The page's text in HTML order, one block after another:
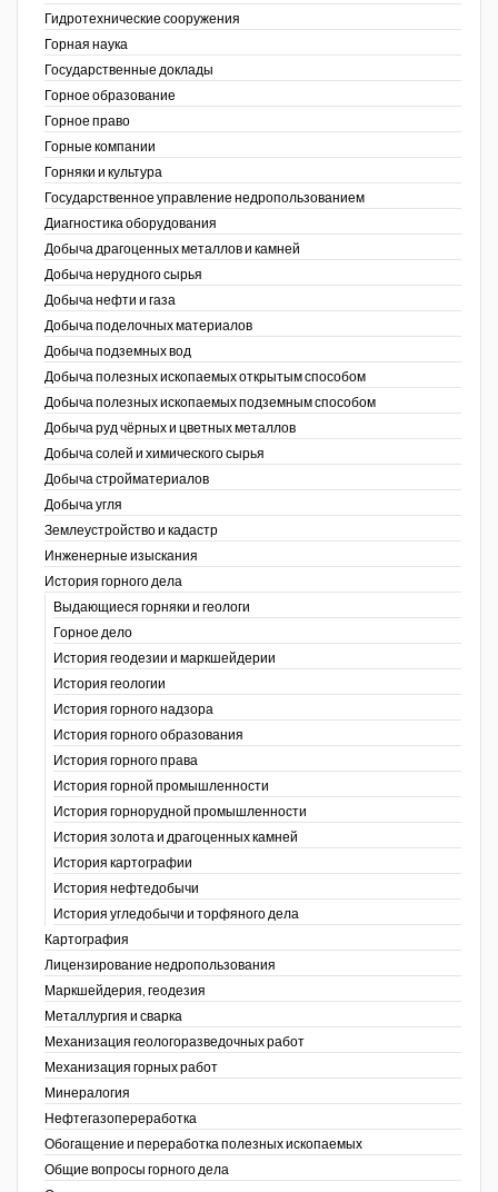
Гидротехнические сооружения
Горная наука
Государственные доклады
Горное образование
Горное право
Горные компании
Горняки и культура
Государственное управление недропользованием
Диагностика оборудования
Добыча драгоценных металлов и камней
Добыча нерудного сырья
Добыча нефти и газа
Добыча поделочных материалов
Добыча подземных вод
Добыча полезных ископаемых открытым способом
Добыча полезных ископаемых подземным способом
Добыча руд чёрных и цветных металлов
Добыча солей и химического сырья
Добыча стройматериалов
Добыча угля
Землеустройство и кадастр
Инженерные изыскания
История горного дела
Выдающиеся горняки и геологи
Горное дело
История геодезии и маркшейдерии
История геологии
История горного надзора
История горного образования
История горного права
История горной промышленности
История горнорудной промышленности
История золота и драгоценных камней
История картографии
История нефтедобычи
История угледобычи и торфяного дела
Картография
Лицензирование недропользования
Маркшейдерия, геодезия
Металлургия и сварка
Механизация геологоразведочных работ
Механизация горных работ
Минералогия
Нефтегазопереработка
Обогащение и переработка полезных ископаемых
Общие вопросы горного дела
Стандарт качества
Уголь
Уголь Кузбасса
Химагрегаты
Coal People Magazine
PWC